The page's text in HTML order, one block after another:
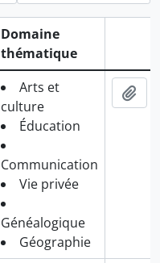
Domaine
thématique
Arts et
culture
Éducation
Communication
Vie privée
Généalogique
Géographie